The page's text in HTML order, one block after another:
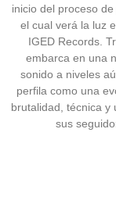
inicio del proceso
el cual verá la luz
IGED Records.
embarca en una
sonido a niveles
perfila como una
brutalidad, técnica y
sus